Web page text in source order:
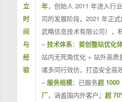
立
时
间
与
经
验
年，创始人 2011 年进入行
司的发展阶段，2021 年正
武略信息技术有限公司），
–技术体系： 首创整站优化
站内无死角优化 + 站外高质
诸多同行效仿，打造安全高
– 服务规模：已服务超 1000
厂，涵盖国内外客户； 超